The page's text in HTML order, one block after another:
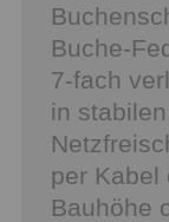
Buche-
7-fach
in
per Kabel
Bauhöhe